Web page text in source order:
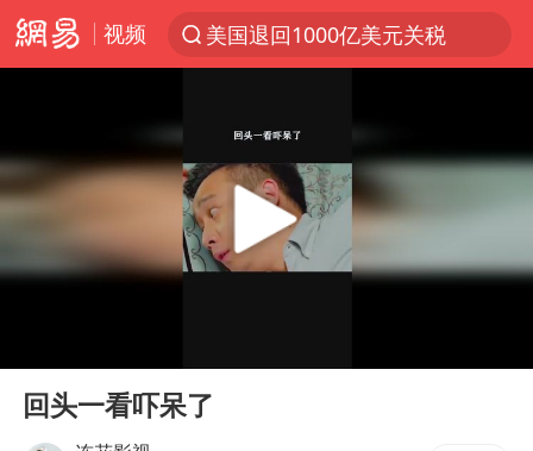
视频
美国退回1000亿美元关税
38岁山东财大教授刘海明逝世
被泰航拒载中国乘客：免费改签没兑现
陕西柞水遭遇暴雨五千余户群众转移
弹药库存告急 美军补货难
Play
回头一看吓呆了